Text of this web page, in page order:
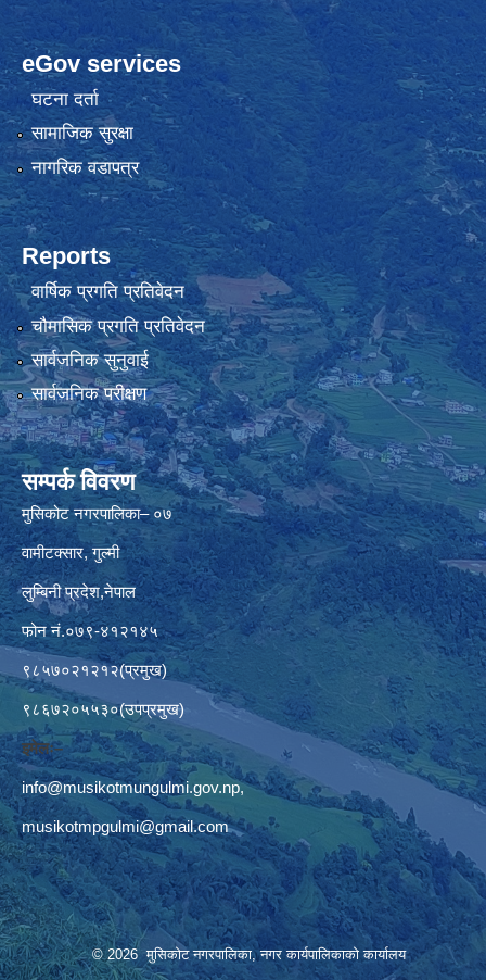
eGov services
घटना दर्ता
सामाजिक सुरक्षा
नागरिक वडापत्र
Reports
वार्षिक प्रगति प्रतिवेदन
चौमासिक प्रगति प्रतिवेदन
सार्वजनिक सुनुवाई
सार्वजनिक परीक्षण
सम्पर्क विवरण
मुसिकोट नगरपालिका– ०७
वामीटक्सार, गुल्मी
लुम्बिनी प्रदेश,नेपाल
फोन नं.०७९-४१२१४५
९८५७०२१२१२(प्रमुख)
९८६७२०५५३०(उपप्रमुख)
इमेलः–
info@musikotmungulmi.gov.np,
musikotmpgulmi@gmail.com
© 2026 मुसिकोट नगरपालिका, नगर कार्यपालिकाकाे कार्यालय